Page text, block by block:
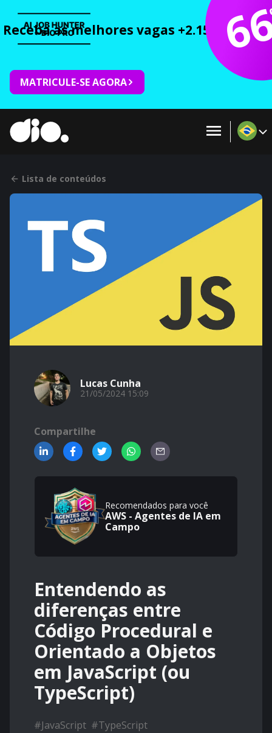
Receba as melhores vagas +2.150 cursos
MATRICULE-SE AGORA
Lista de conteúdos
Lucas Cunha
21/05/2024 15:09
Compartilhe
Recomendados para você
AWS - Agentes de IA em
Campo
Entendendo as
diferenças entre
Código Procedural e
Orientado a Objetos
em JavaScript (ou
TypeScript)
#JavaScript #TypeScript